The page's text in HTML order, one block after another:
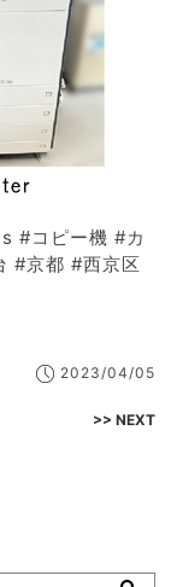
#コピー機 #カ
#京都 #西京区
2023/04/05
>> NEXT